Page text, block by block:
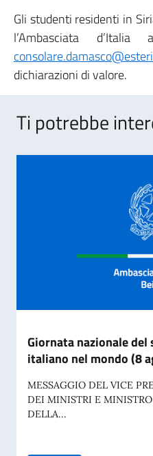
Gli studenti residenti in
l’Ambasciata d’Italia
dichiarazioni di valore.
Ti potrebbe
Giornata nazionale
italiano nel mondo (8
MESSAGGIO DEL VICE
DEI MINISTRI E
DELLA...